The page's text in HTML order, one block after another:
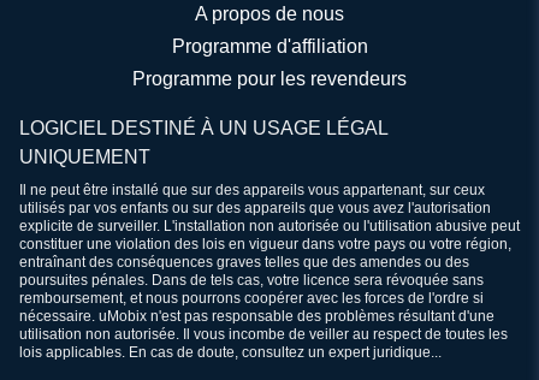
A propos de nous
Programme d'affiliation
Programme pour les revendeurs
LOGICIEL DESTINÉ À UN USAGE LÉGAL
UNIQUEMENT
Il ne peut être installé que sur des appareils vous appartenant, sur ceux
utilisés par vos enfants ou sur des appareils que vous avez l'autorisation
explicite de surveiller. L'installation non autorisée ou l'utilisation abusive peut
constituer une violation des lois en vigueur dans votre pays ou votre région,
entraînant des conséquences graves telles que des amendes ou des
poursuites pénales. Dans de tels cas, votre licence sera révoquée sans
remboursement, et nous pourrons coopérer avec les forces de l'ordre si
nécessaire. uMobix n'est pas responsable des problèmes résultant d'une
utilisation non autorisée. Il vous incombe de veiller au respect de toutes les
lois applicables. En cas de doute, consultez un expert juridique...